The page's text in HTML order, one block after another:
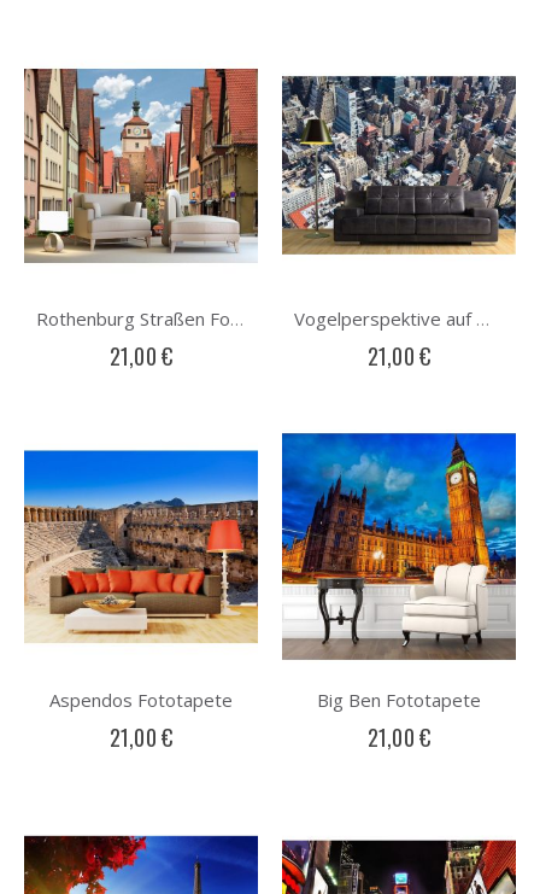
Rothenburg Straßen Fototapete
21,00 €
Vogelperspektive auf Manhattan Fototapete
21,00 €
Aspendos Fototapete
21,00 €
Big Ben Fototapete
21,00 €